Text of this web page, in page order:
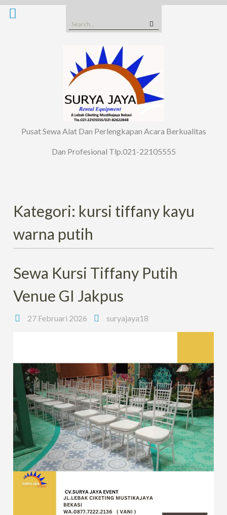
Skip
Search
for:
Pusat Sewa Alat Dan Perlengkapan Acara Berkualitas
Dan Profesional Tlp.021-22105555
Kategori: kursi tiffany kayu
warna putih
Sewa Kursi Tiffany Putih
Venue GI Jakpus
27 Februari 2026 suryajaya18